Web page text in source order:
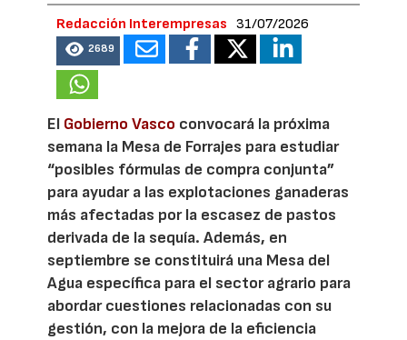
Redacción Interempresas 31/07/2026
2689
El Gobierno Vasco convocará la próxima
semana la Mesa de Forrajes para estudiar
“posibles fórmulas de compra conjunta”
para ayudar a las explotaciones ganaderas
más afectadas por la escasez de pastos
derivada de la sequía. Además, en
septiembre se constituirá una Mesa del
Agua específica para el sector agrario para
abordar cuestiones relacionadas con su
gestión, con la mejora de la eficiencia